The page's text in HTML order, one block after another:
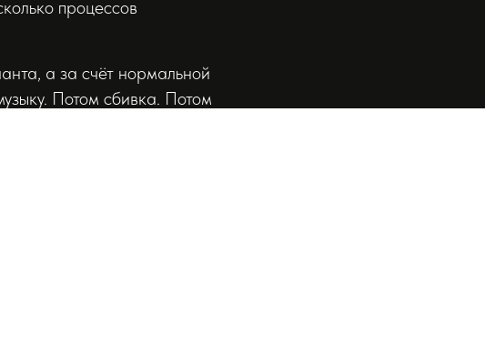
процессов
а за счёт нормальной
Потом сбивка. Потом